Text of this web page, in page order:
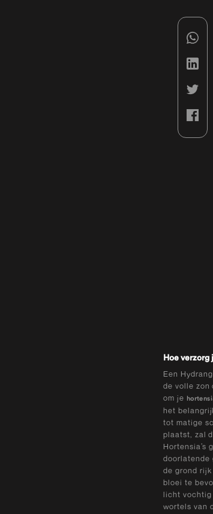
Hoe verzorg
Een
de volle zon
om je
het
tot matige
plaatst, zal
Hortensia’s
doorlatende
de grond
bloei te
licht vochtig
wortels van